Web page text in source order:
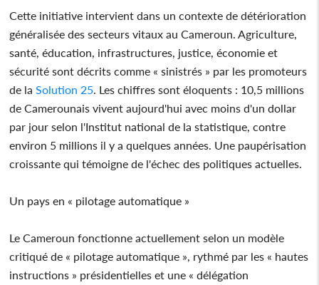
Cette initiative intervient dans un contexte de détérioration
généralisée des secteurs vitaux au Cameroun. Agriculture,
santé, éducation, infrastructures, justice, économie et
sécurité sont décrits comme « sinistrés » par les promoteurs
de la Solution 25 . Les chiffres sont éloquents : 10,5 millions
de Camerounais vivent aujourd'hui avec moins d'un dollar
par jour selon l'Institut national de la statistique, contre
environ 5 millions il y a quelques années. Une paupérisation
croissante qui témoigne de l'échec des politiques actuelles.
Un pays en « pilotage automatique »
Le Cameroun fonctionne actuellement selon un modèle
critiqué de « pilotage automatique », rythmé par les « hautes
instructions » présidentielles et une « délégation